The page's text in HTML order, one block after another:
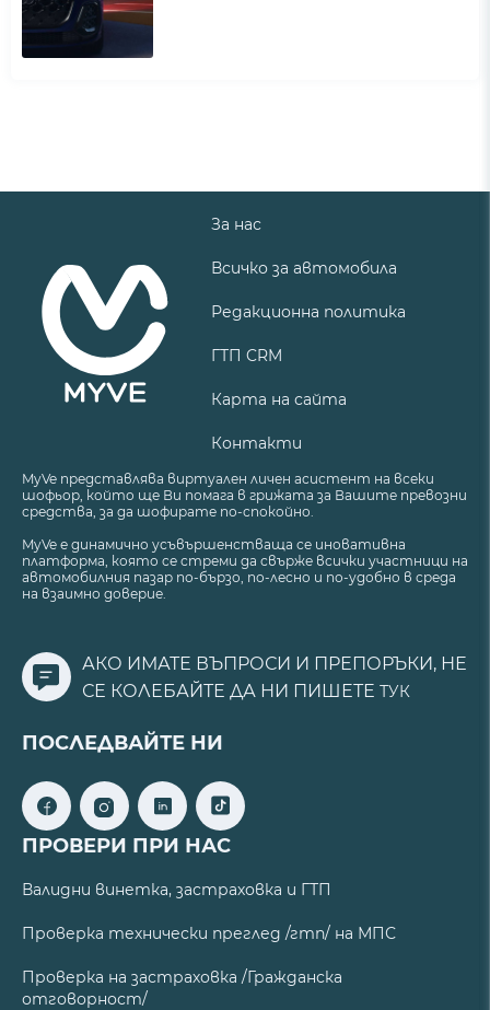
За нас
Всичко за автомобила
Редакционна политика
ГТП CRM
Карта на сайта
Контакти
MyVe представлява виртуален личен асистент на всеки
шофьор, който ще Ви помага в грижата за Вашите превозни
средства, за да шофирате по-спокойно.
MyVe е динамично усъвършенстваща се иновативна
платформа, която се стреми да свърже всички участници на
автомобилния пазар по-бързо, по-лесно и по-удобно в среда
на взаимно доверие.
АКО ИМАТЕ ВЪПРОСИ И ПРЕПОРЪКИ, НЕ
СЕ КОЛЕБАЙТЕ ДА НИ ПИШЕТЕ ТУК
ПОСЛЕДВАЙТЕ НИ
ПРОВЕРИ ПРИ НАС
Валидни винетка, застраховка и ГТП
Проверка технически преглед /гтп/ на МПС
Проверка на застраховка /Гражданска
отговорност/